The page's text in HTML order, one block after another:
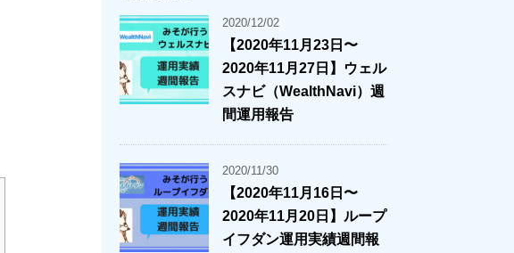
2020/12/02
【2020年11月23日〜
2020年11月27日】ウェル
スナビ（WealthNavi）週
間運用報告
2020/11/30
【2020年11月16日〜
2020年11月20日】ループ
イフダン運用実績週間報